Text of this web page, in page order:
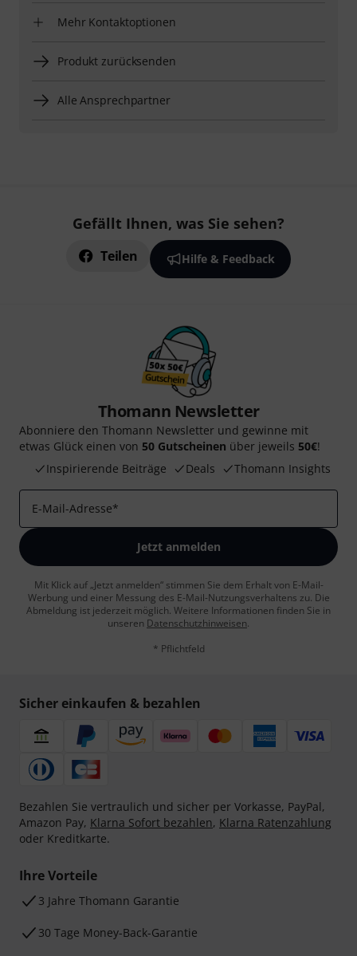
Mehr Kontaktoptionen
Produkt zurücksenden
Alle Ansprechpartner
Gefällt Ihnen, was Sie sehen?
Teilen Hilfe & Feedback
Thomann Newsletter
Abonniere den Thomann Newsletter und gewinne mit
etwas Glück einen von 50 Gutscheinen über jeweils 50€!
Inspirierende Beiträge
Deals Thomann Insights
E-Mail-Adresse*
Jetzt anmelden
Mit Klick auf „Jetzt anmelden“ stimmen Sie dem Erhalt von E-Mail-
Werbung und einer Messung des E-Mail-Nutzungsverhaltens zu. Die
Abmeldung ist jederzeit möglich. Weitere Informationen finden Sie in
unseren Datenschutzhinweisen.
* Pflichtfeld
Sicher einkaufen & bezahlen
Bezahlen Sie vertraulich und sicher per Vorkasse, PayPal,
Amazon Pay, Klarna Sofort bezahlen, Klarna Ratenzahlung
oder Kreditkarte.
Ihre Vorteile
3 Jahre Thomann Garantie
30 Tage Money-Back-Garantie